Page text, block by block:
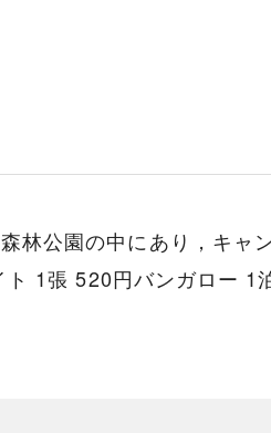
林公園の中にあり，キャ
ト 1張 520円バンガロー 1